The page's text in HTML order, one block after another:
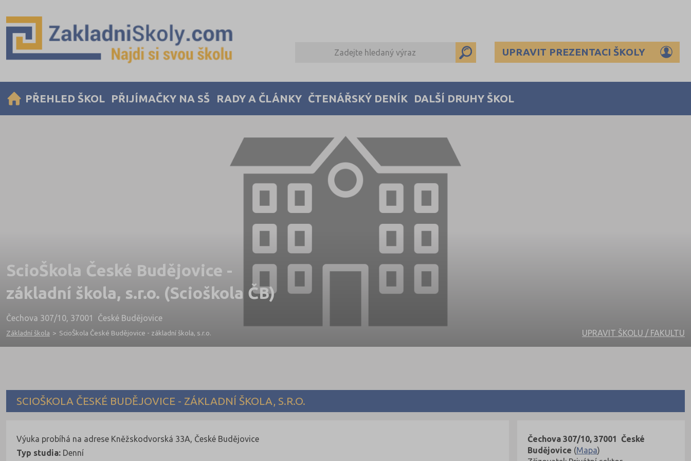
UPRAVIT PREZENTACI ŠKOLY
PŘEHLED ŠKOL PŘIJÍMAČKY NA SŠ RADY A ČLÁNKY ČTENÁŘSKÝ DENÍK DALŠÍ DRUHY ŠKOL
ScioŠkola České Budějovice -
základní škola, s.r.o. (Scioškola ČB)
Čechova 307/10, 37001 České Budějovice
Základní škola > ScioŠkola České Budějovice - základní škola, s.r.o. UPRAVIT ŠKOLU / FAKULTU
SCIOŠKOLA ČESKÉ BUDĚJOVICE - ZÁKLADNÍ ŠKOLA, S.R.O.
Čechova 307/10, 37001 České
Budějovice (Mapa)
Výuka probíhá na adrese Kněžskodvorská 33A, České Budějovice
Typ studia: Denní